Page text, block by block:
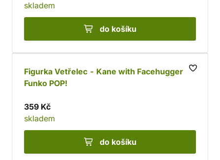
skladem
do košíku
Figurka Vetřelec - Kane with Facehugger
Funko POP!
359 Kč
skladem
do košíku